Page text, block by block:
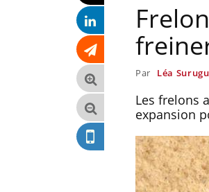
Par Léa
Les frelons
expansion